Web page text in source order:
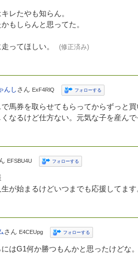
レたやも知らん。
もしらんと思ってた。
ってほしい。 (修正済み)
んし さん ExF4RlQ フォローする
馬券を取らせてもらってからずっと
なるけど仕方ない。元気な子を産ん
EFSBU4U フォローする
が始まるけどいつまでも応援してま
さん E4CEUpg フォローする
はG1何か勝つもんかと思ったけどな